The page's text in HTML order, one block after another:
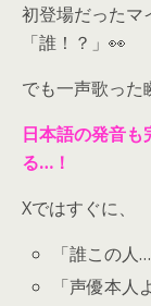
初登場だったマ
「誰！？」👀
でも一声歌っ
日本語の発音
る…！
Xではすぐに、
「誰この人
「声優本人